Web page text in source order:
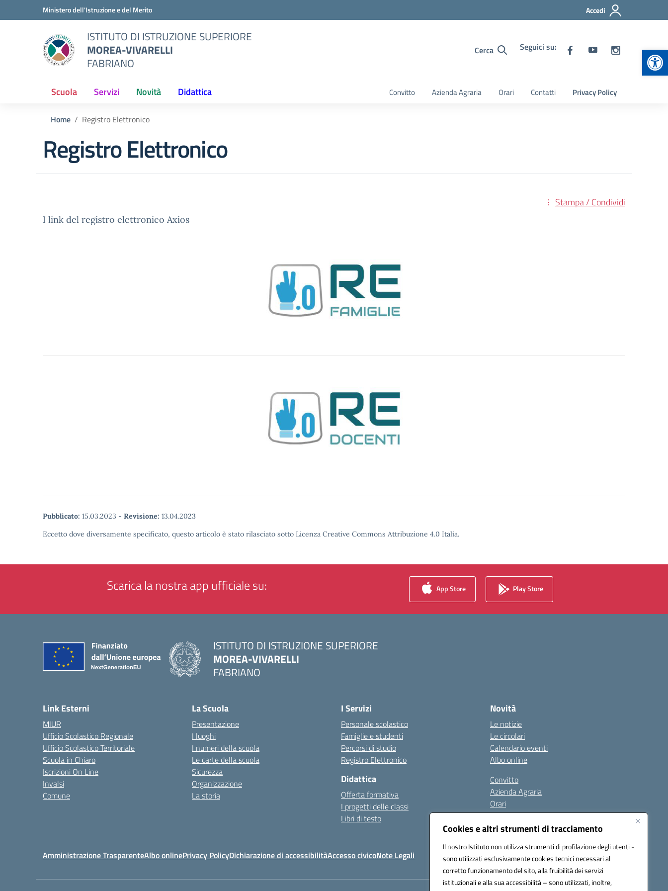
Cookies e altri strumenti di tracciamento
Il nostro Istituto non utilizza strumenti di profilazione degli utenti -
sono utilizzati esclusivamente cookies tecnici necessari al
corretto funzionamento del sito, alla fruibilità dei servizi
istituzionali e alla sua accessibilità – sono utilizzati, inoltre,
Vai ai contenuti
Vai al menu di navigazioneMinistero dell'Istruzione e del Merito Accedi
ISTITUTO DI ISTRUZIONE SUPERIORE
MOREA-VIVARELLI
FABRIANO
Cerca Seguici su:
Scuola Servizi Novità Didattica Convitto Azienda Agraria Orari Contatti Privacy Policy
Home Registro Elettronico
Registro Elettronico
Stampa / Condividi
I link del registro elettronico Axios
Pubblicato: 15.03.2023 - Revisione: 13.04.2023
Eccetto dove diversamente specificato, questo articolo è stato rilasciato sotto Licenza Creative Commons Attribuzione 4.0 Italia.
Scarica la nostra app ufficiale su: App Store Play Store
ISTITUTO DI ISTRUZIONE SUPERIORE
MOREA-VIVARELLI
FABRIANO
Link Esterni
MIUR
Ufficio Scolastico Regionale
Ufficio Scolastico Territoriale
Scuola in Chiaro
Iscrizioni On Line
Invalsi
Comune
La Scuola
Presentazione
I luoghi
I numeri della scuola
Le carte della scuola
Sicurezza
Organizzazione
La storia
I Servizi
Personale scolastico
Famiglie e studenti
Percorsi di studio
Registro Elettronico
Didattica
Offerta formativa
I progetti delle classi
Libri di testo
Novità
Le notizie
Le circolari
Calendario eventi
Albo online
Convitto
Azienda Agraria
Orari
Contatti
Privacy Policy
Amministrazione TrasparenteAlbo onlinePrivacy PolicyDichiarazione di accessibilitàAccesso civicoNote Legali Seguici su: